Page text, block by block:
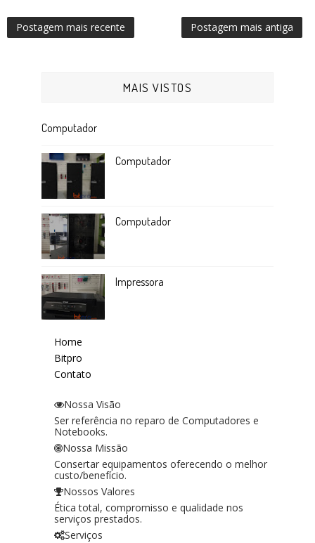
Postagem mais recente Postagem mais antiga
MAIS VISTOS
Computador
Computador
Computador
Impressora
Home
Bitpro
Contato
Nossa Visão
Ser referência no reparo de Computadores e
Notebooks.
Nossa Missão
Consertar equipamentos oferecendo o melhor
custo/benefício.
Nossos Valores
Ética total, compromisso e qualidade nos
serviços prestados.
Serviços